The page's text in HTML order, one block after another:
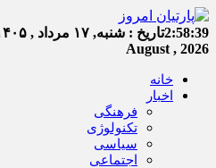
2:58:39تاریخ : شنبه, ۱۷ مرداد , ۱۴۰۵
August , 2026
خانه
اخبار
فرهنگی
تکنولوژی
سیاسی
اجتماعی